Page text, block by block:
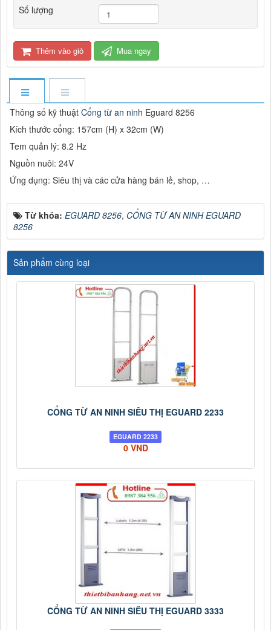
Số lượng
Thêm vào giỏ Mua ngay
Thông số kỹ thuật Cổng từ an ninh Eguard 8256
Kích thước cổng: 157cm (H) x 32cm (W)
Tem quản lý: 8.2 Hz
Nguồn nuôi: 24V
Ứng dụng: Siêu thị và các cửa hàng bán lẻ, shop, …
Từ khóa: EGUARD 8256, CỔNG TỪ AN NINH EGUARD
8256
Sản phẩm cùng loại
CỔNG TỪ AN NINH SIÊU THỊ EGUARD 2233
EGUARD 2233
0 VND
CỔNG TỪ AN NINH SIÊU THỊ EGUARD 3333